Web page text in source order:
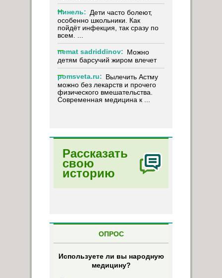
Нинель: Дети часто болеют,
особенно школьники. Как
пойдёт инфекция, так сразу по
всем. ...
nemat sadriddinov: Можно
детям барсучий жиром влечет
pomsveta.ru: Вылечить Астму
можно без лекарств и прочего
физического вмешательства.
Современная медицина к ...
Рассказать
свою
историю
ОПРОС
Используете ли вы народную
медицину?